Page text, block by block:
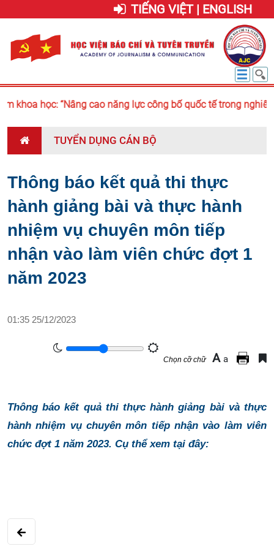
TIẾNG VIỆT | ENGLISH
khoa học: “Nâng cao năng lực công bố quốc tế trong
TUYỂN DỤNG CÁN BỘ
Thông báo kết quả thi thực
hành giảng bài và thực hành
nhiệm vụ chuyên môn tiếp
nhận vào làm viên chức đợt 1
năm 2023
01:35 25/12/2023
Chọn cỡ chữ A a
Thông báo kết quả thi thực hành giảng bài và thực
hành nhiệm vụ chuyên môn tiếp nhận vào làm viên
chức đợt 1 năm 2023. Cụ thể xem tại đây: